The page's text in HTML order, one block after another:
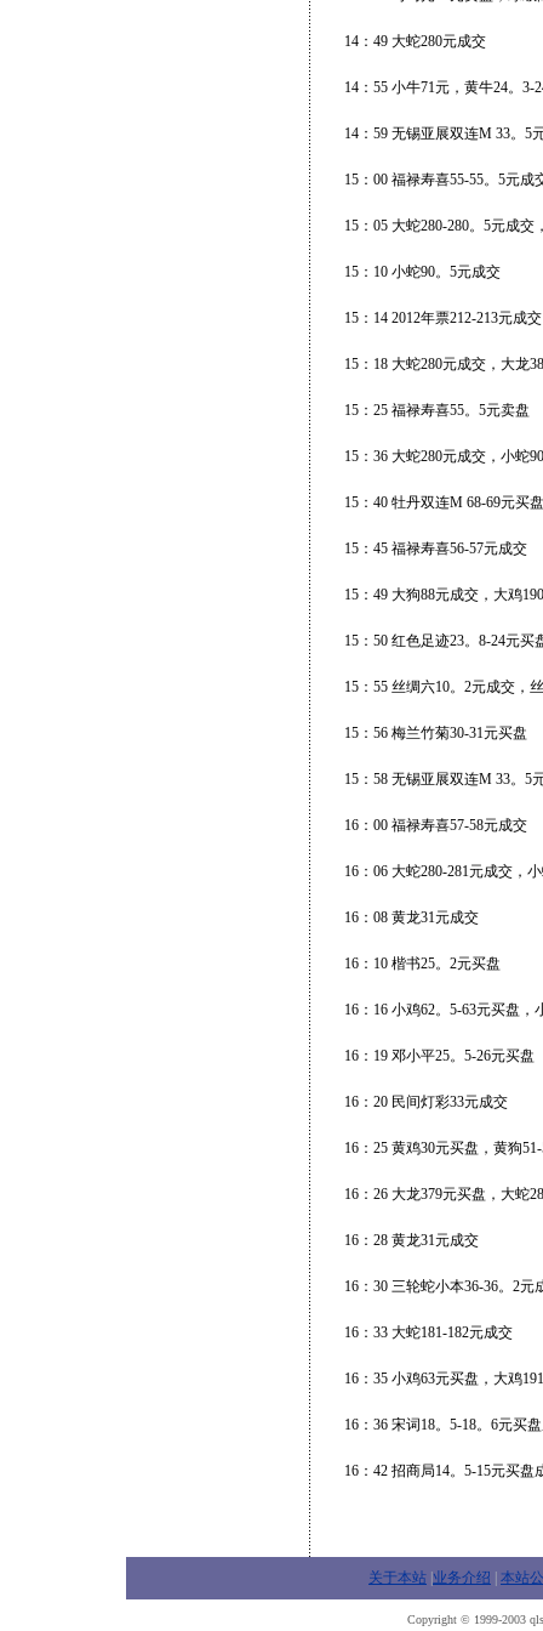
14：49 大蛇280元成交
14：55 小牛71元，黄牛24。3-
14：59 无锡亚展双连M 33。5
15：00 福禄寿喜55-55。5元成
15：05 大蛇280-280。5元成
15：10 小蛇90。5元成交
15：14 2012年票212-213元成交
15：18 大蛇280元成交，大龙
15：25 福禄寿喜55。5元卖盘
15：36 大蛇280元成交，小蛇
15：40 牡丹双连M 68-69元买
15：45 福禄寿喜56-57元成交
15：49 大狗88元成交，大鸡
15：50 红色足迹23。8-24元
15：55 丝绸六10。2元成交，
15：56 梅兰竹菊30-31元买盘
15：58 无锡亚展双连M 33。5
16：00 福禄寿喜57-58元成交
16：06 大蛇280-281元成交，
16：08 黄龙31元成交
16：10 楷书25。2元买盘
16：16 小鸡62。5-63元买盘，
16：19 邓小平25。5-26元买盘
16：20 民间灯彩33元成交
16：25 黄鸡30元买盘，黄狗
16：26 大龙379元买盘，大蛇
16：28 黄龙31元成交
16：30 三轮蛇小本36-36。2元
16：33 大蛇181-182元成交
16：35 小鸡63元买盘，大鸡
16：36 宋词18。5-18。6元买
16：42 招商局14。5-15元买盘
关于本站 业务介绍 本站
Copyright © 1999-2003